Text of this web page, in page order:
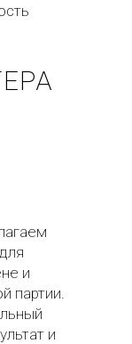
и
партии.
и